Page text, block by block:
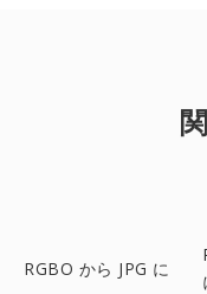
RGBO から JPG に